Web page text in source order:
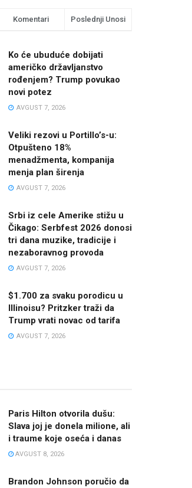
Komentari Poslednji Unosi
Ko će ubuduće dobijati
američko državljanstvo
rođenjem? Trump povukao
novi potez
AVGUST 7, 2026
Veliki rezovi u Portillo’s-u:
Otpušteno 18%
menadžmenta, kompanija
menja plan širenja
AVGUST 7, 2026
Srbi iz cele Amerike stižu u
Čikago: Serbfest 2026 donosi
tri dana muzike, tradicije i
nezaboravnog provoda
AVGUST 7, 2026
$1.700 za svaku porodicu u
Illinoisu? Pritzker traži da
Trump vrati novac od tarifa
AVGUST 7, 2026
Paris Hilton otvorila dušu:
Slava joj je donela milione, ali
i traume koje oseća i danas
AVGUST 8, 2026
Brandon Johnson poručio da